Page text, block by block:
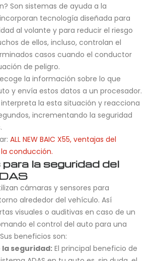
Son sistemas de ayuda a la
tecnología diseñada para
al volante y para reducir el riesgo
de ellos, incluso, controlan el
casos cuando el conductor
de peligro.
la información sobre lo que
y envía estos datos a un procesador.
interpreta la esta situación y reacciona
incrementando la seguridad
ALL NEW BAIC X55, ventajas del
la conducción.
la seguridad del
cámaras y sensores para
alrededor del vehículo. Así
visuales o auditivas en caso de un
el control del auto para una
beneficios son:
seguridad: El principal beneficio de